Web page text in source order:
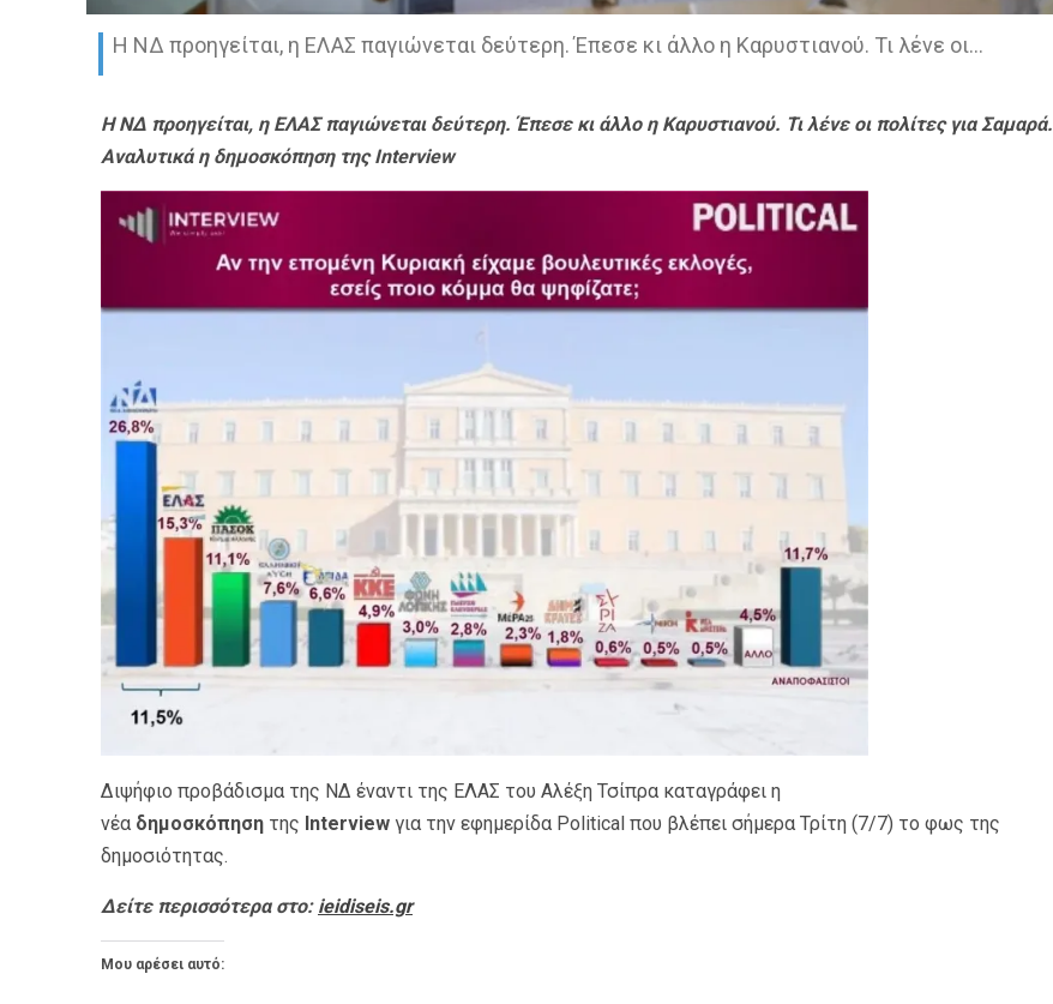
Η ΝΔ προηγείται, η ΕΛΑΣ παγιώνεται δεύτερη. Έπεσε κι άλλο η Καρυστιανού. Τι λένε οι…
Η ΝΔ προηγείται, η ΕΛΑΣ παγιώνεται δεύτερη. Έπεσε κι άλλο η Καρυστιανού. Τι λένε οι πολίτες για Σαμαρά.
Αναλυτικά η δημοσκόπηση της Interview
Διψήφιο προβάδισμα της ΝΔ έναντι της ΕΛΑΣ του Αλέξη Τσίπρα καταγράφει η
νέα δημοσκόπηση της Interview για την εφημερίδα Political που βλέπει σήμερα Τρίτη (7/7) το φως της
δημοσιότητας.
Δείτε περισσότερα στο: ieidiseis.gr
Μου αρέσει αυτό: